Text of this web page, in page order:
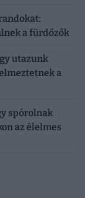
a fürdőzők
utazunk
a
spórolnak
az élelmes